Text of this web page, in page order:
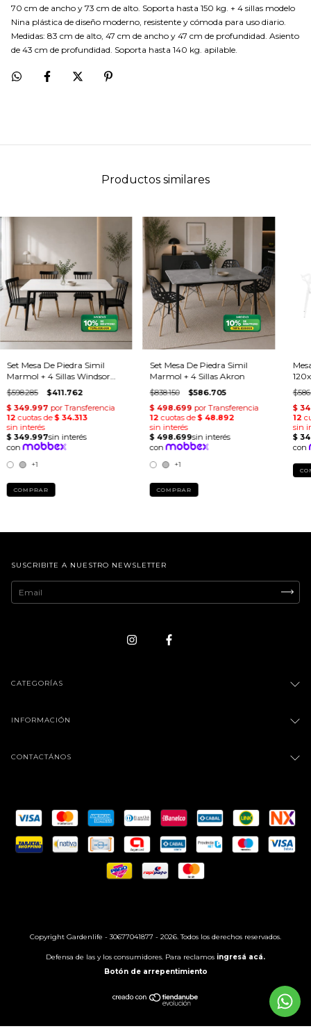
70 cm de ancho y 73 cm de alto. Soporta hasta 150 kg. + 4 sillas modelo
Nina plástica de diseño moderno, resistente y cómoda para uso diario.
Medidas: 83 cm de alto, 47 cm de ancho y 47 cm de profundidad. Asiento
de 43 cm de profundidad. Soporta hasta 140 kg. apilable.
Productos similares
Set Mesa De Piedra Simil
Marmol + 4 Sillas Windsor
Negras
$598.285 $411.762
+1
COMPRAR
Set Mesa De Piedra Simil
Marmol + 4 Sillas Akron
$838.150 $586.705
+1
COMPRAR
SUSCRIBITE A NUESTRO NEWSLETTER
CATEGORÍAS
INFORMACIÓN
CONTACTÁNOS
Copyright Gardenlife - 30677041877 - 2026. Todos los derechos reservados.
Defensa de las y los consumidores. Para reclamos ingresá acá.
Botón de arrepentimiento